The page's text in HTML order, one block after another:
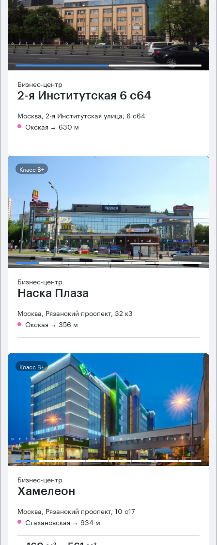
Бизнес-центр
2-я Институтская 6 с64
Москва, 2-я Институтская улица, 6 с64
Окская → 630 м
Класс B+
Бизнес-центр
Наска Плаза
Москва, Рязанский проспект, 32 к3
Окская → 356 м
Класс B+
Бизнес-центр
Хамелеон
Москва, Рязанский проспект, 10 с17
Стахановская → 934 м